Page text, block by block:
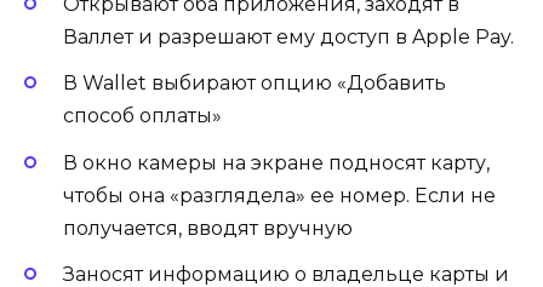
Валлет и разрешают ему доступ в Apple Pay.
В Wallet выбирают опцию «Добавить
способ оплаты»
В окно камеры на экране подносят карту,
чтобы она «разглядела» ее номер. Если не
получается, вводят вручную
Заносят информацию о владельце карты и